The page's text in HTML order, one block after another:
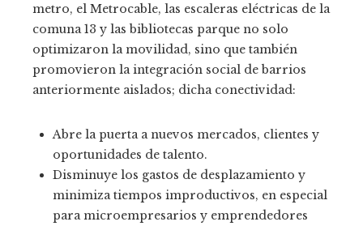
metro, el Metrocable, las escaleras eléctricas de la
comuna 13 y las bibliotecas parque no solo
optimizaron la movilidad, sino que también
promovieron la integración social de barrios
anteriormente aislados; dicha conectividad:
Abre la puerta a nuevos mercados, clientes y
oportunidades de talento.
Disminuye los gastos de desplazamiento y
minimiza tiempos improductivos, en especial
para microempresarios y emprendedores